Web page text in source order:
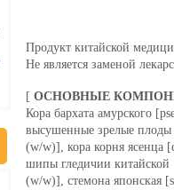
Продукт китайской
Не является заменой
[ ОСНОВНЫЕ
Кора бархата амурского
высушенные зрелые
(w/w)], кора корня ясенца
шипы гледичии
(w/w)], стемона японская